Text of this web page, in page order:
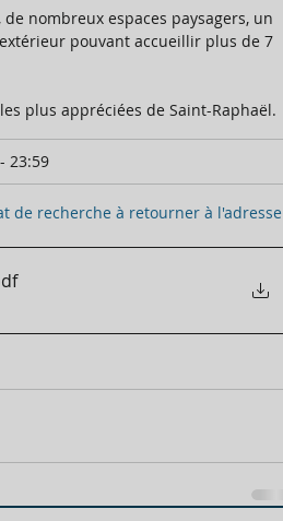
nombreux espaces paysagers, un
pouvant accueillir plus de 7
plus appréciées de Saint-Raphaël.
23:59
de recherche à retourner à l'adresse